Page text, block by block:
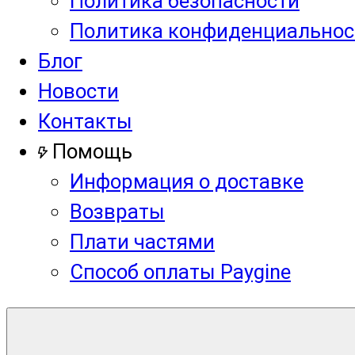
Политика
Блог
Новости
Контакты
Помощь
Информация о доставке
Возвраты
Плати частями
Способ оплаты Paygine